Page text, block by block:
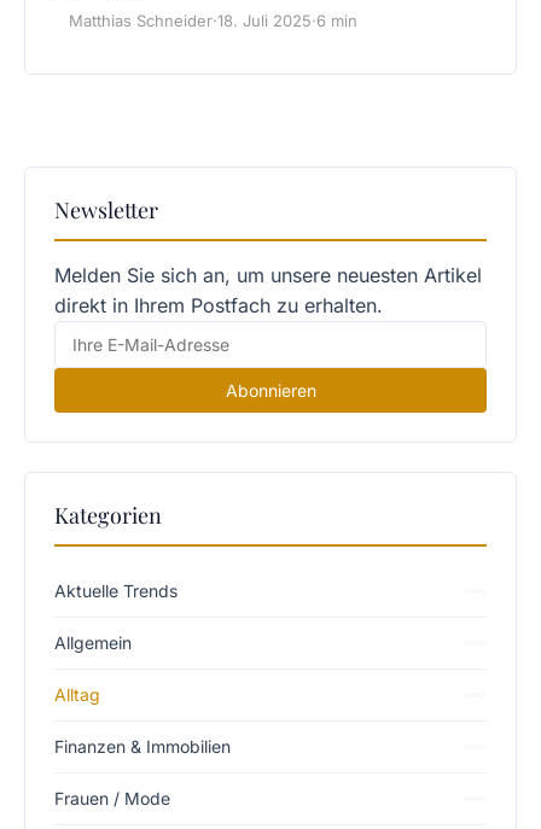
Matthias Schneider·18. Juli 2025·6 min
Newsletter
Melden Sie sich an, um unsere neuesten Artikel
direkt in Ihrem Postfach zu erhalten.
Abonnieren
Kategorien
Aktuelle Trends
Allgemein
Alltag
Finanzen & Immobilien
Frauen / Mode